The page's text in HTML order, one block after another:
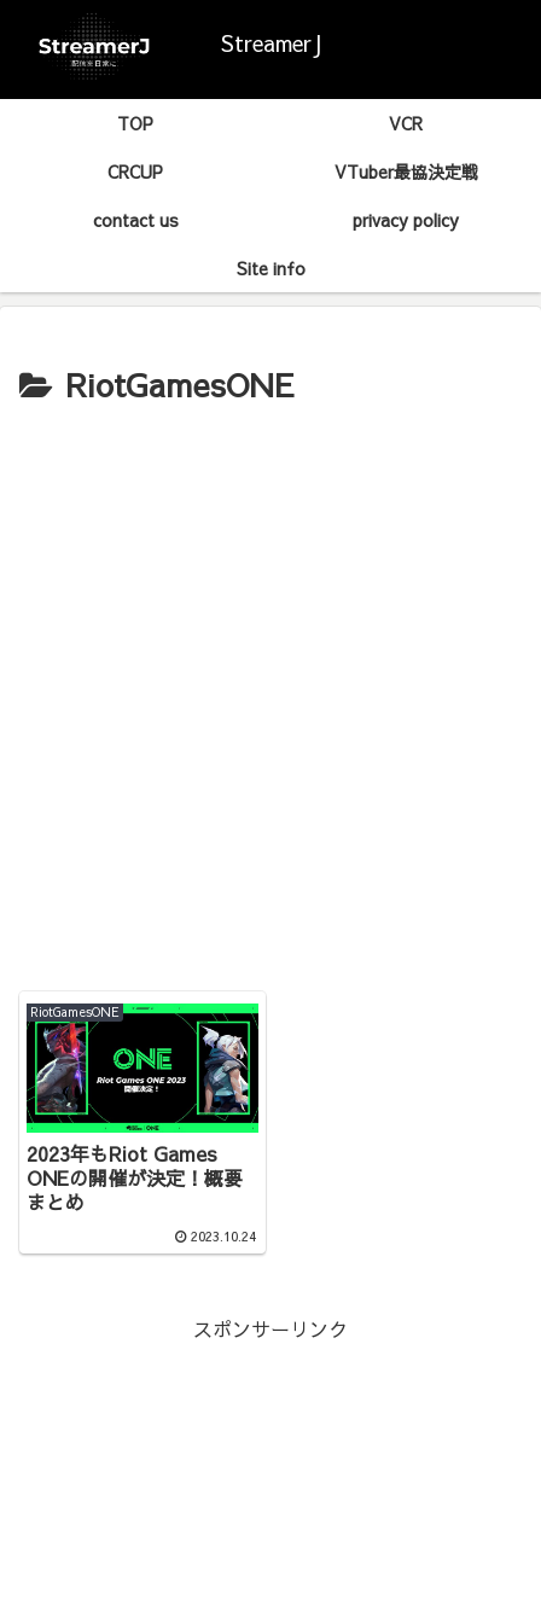
StreamerJ
TOP
VCR
CRCUP
VTuber最協決定戦
contact us
privacy policy
Site info
RiotGamesONE
RiotGamesONE
2023年もRiot Games
ONEの開催が決定！概要
まとめ
2023.10.24
スポンサーリンク